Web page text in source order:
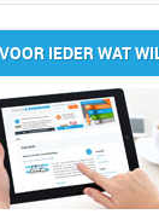
VOOR IEDER WAT